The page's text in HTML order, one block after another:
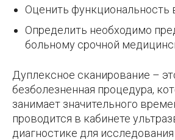
Оценить функциональность
Определить необходимо
больному срочной
Дуплексное сканирование –
безболезненная процедура,
занимает значительного
проводится в кабинете
диагностике для